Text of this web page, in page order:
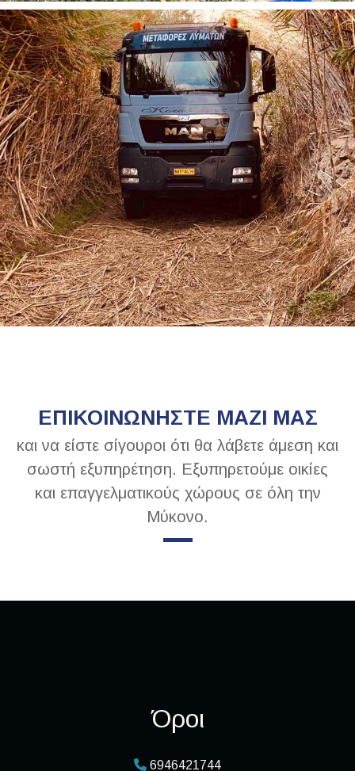
ΕΠΙΚΟΙΝΩΝΗΣΤΕ ΜΑΖΙ ΜΑΣ
και να είστε σίγουροι ότι θα λάβετε άμεση και
σωστή εξυπηρέτηση. Εξυπηρετούμε οικίες
και επαγγελματικούς χώρους σε όλη την
Μύκονο.
Όροι
6946421744